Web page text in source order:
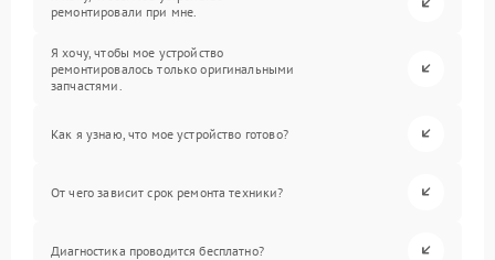
ремонтировали при мне.
Я хочу, чтобы мое устройство
ремонтировалось только оригинальными
запчастями.
Как я узнаю, что мое устройство готово?
От чего зависит срок ремонта техники?
Диагностика проводится бесплатно?